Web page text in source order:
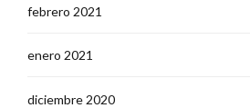
febrero 2021
enero 2021
diciembre 2020